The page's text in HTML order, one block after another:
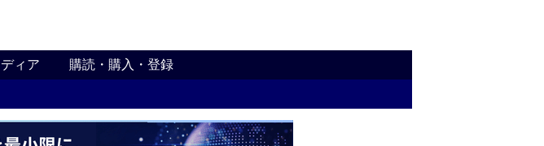
ィア 購読・購入・登録